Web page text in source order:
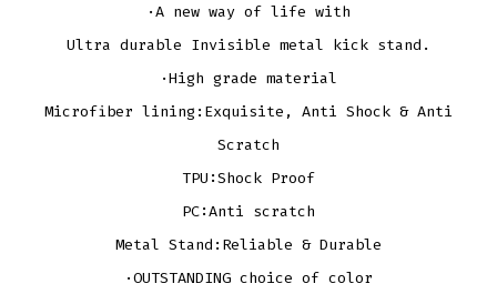
·A new way of life with
Ultra durable Invisible metal kick stand.
·High grade material
Microfiber lining:Exquisite, Anti Shock & Anti
Scratch
TPU:Shock Proof
PC:Anti scratch
Metal Stand:Reliable & Durable
·OUTSTANDING choice of color